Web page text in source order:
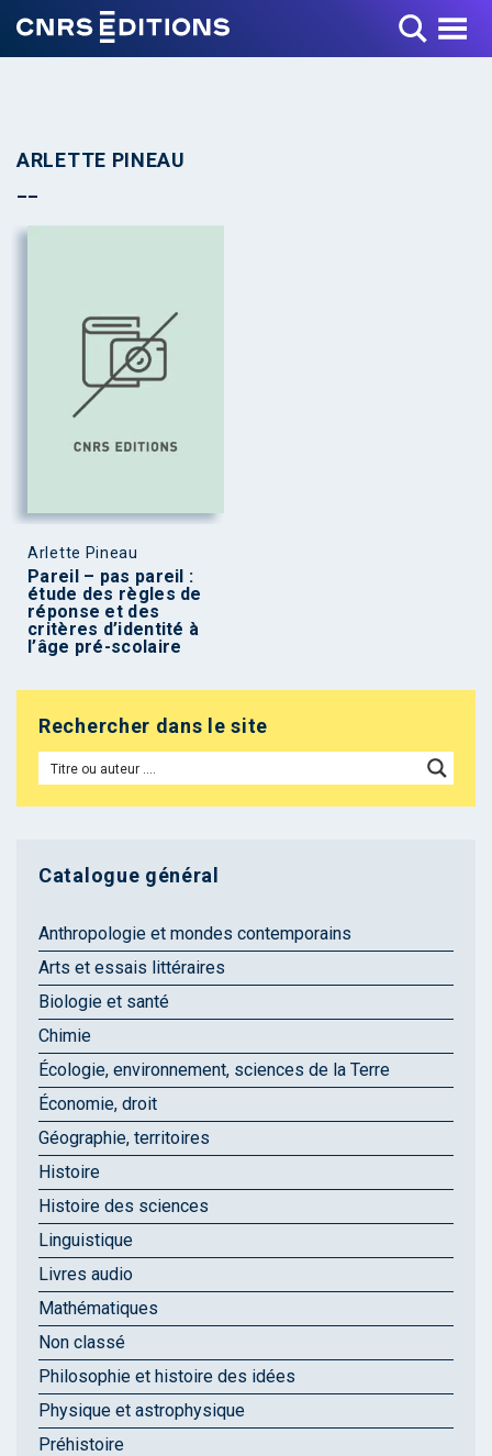
Toggle Menu
ARLETTE PINEAU
Arlette Pineau
Pareil – pas pareil :
étude des règles de
réponse et des
critères d’identité à
l’âge pré-scolaire
Rechercher dans le site
Catalogue général
Anthropologie et mondes contemporains
Arts et essais littéraires
Biologie et santé
Chimie
Écologie, environnement, sciences de la Terre
Économie, droit
Géographie, territoires
Histoire
Histoire des sciences
Linguistique
Livres audio
Mathématiques
Non classé
Philosophie et histoire des idées
Physique et astrophysique
Préhistoire